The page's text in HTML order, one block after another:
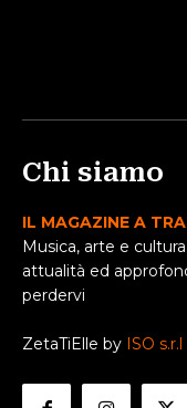
Chi siamo
IL MAGAZINE A
Musica, arte e
attualità ed
perdervi
ZetaTiElle by ISO s.r.l